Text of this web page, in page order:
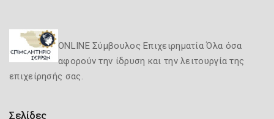
ONLINE Σύμβουλος Επιχειρηματία Όλα όσα
αφορούν την ίδρυση και την λειτουργία της
επιχείρησής σας.
Σελίδες